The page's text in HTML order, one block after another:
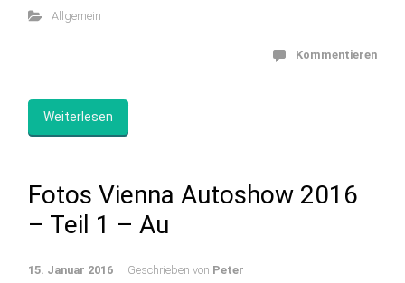
Allgemein
Kommentieren
Weiterlesen
Fotos Vienna Autoshow 2016
– Teil 1 – Au
15. Januar 2016 Geschrieben von Peter